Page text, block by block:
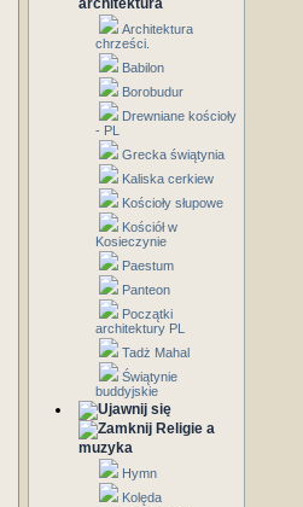
architektura
Architektura
chrześci.
Babilon
Borobudur
Drewniane kościoły
- PL
Grecka świątynia
Kaliska cerkiew
Kościoły słupowe
Kościół w
Kosieczynie
Paestum
Panteon
Początki
architektury PL
Tadż Mahal
Świątynie
buddyjskie
Religie a
muzyka
Hymn
Kolęda